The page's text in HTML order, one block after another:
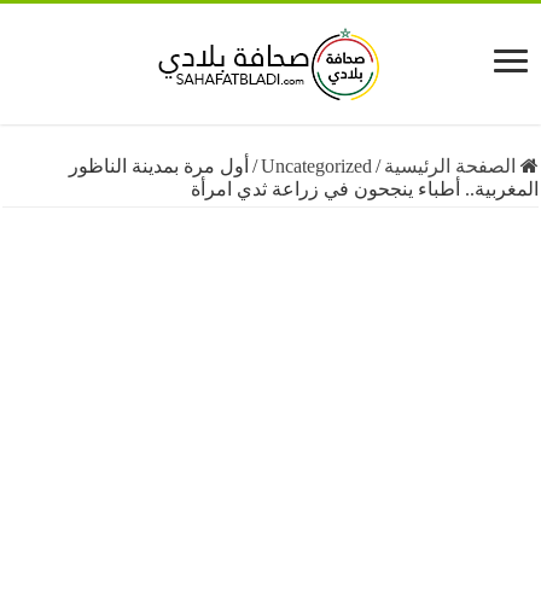
الرئيسية /
Uncategorized
/أول مرة بمدينة الناظور
أطباء ينجحون في زراعة ثدي امرأة